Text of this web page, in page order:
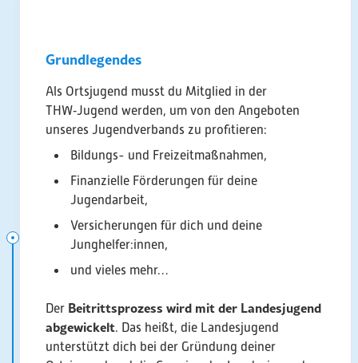
Grundlegendes
Als Ortsjugend musst du Mitglied in der
THW‑Jugend werden, um von den Angeboten
unseres Jugendverbands zu profitieren:
Bildungs- und Freizeitmaßnahmen,
Finanzielle Förderungen für deine
Jugendarbeit,
Versicherungen für dich und deine
Junghelfer:innen,
und vieles mehr…
Der Beitrittsprozess wird mit der Landesjugend
abgewickelt. Das heißt, die Landesjugend
unterstützt dich bei der Gründung deiner